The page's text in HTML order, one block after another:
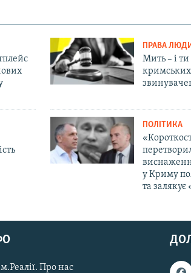
ПРАВА
Мить – і
кримських
ПОЛІТИКА
у Криму
та
Про нас